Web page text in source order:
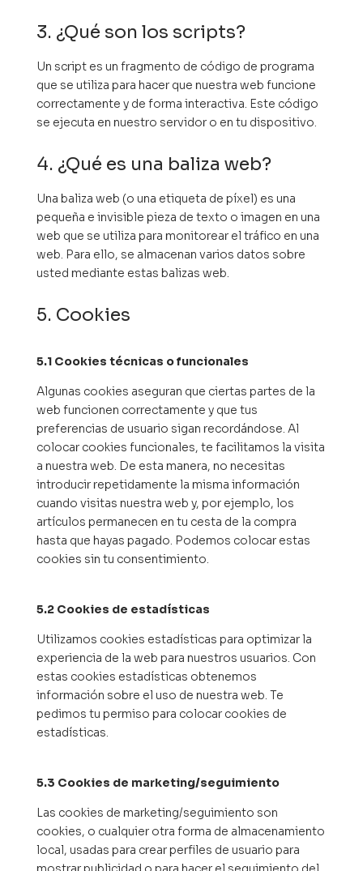
3. ¿Qué son los scripts?
Un script es un fragmento de código de programa
que se utiliza para hacer que nuestra web funcione
correctamente y de forma interactiva. Este código
se ejecuta en nuestro servidor o en tu dispositivo.
4. ¿Qué es una baliza web?
Una baliza web (o una etiqueta de píxel) es una
pequeña e invisible pieza de texto o imagen en una
web que se utiliza para monitorear el tráfico en una
web. Para ello, se almacenan varios datos sobre
usted mediante estas balizas web.
5. Cookies
5.1 Cookies técnicas o funcionales
Algunas cookies aseguran que ciertas partes de la
web funcionen correctamente y que tus
preferencias de usuario sigan recordándose. Al
colocar cookies funcionales, te facilitamos la visita
a nuestra web. De esta manera, no necesitas
introducir repetidamente la misma información
cuando visitas nuestra web y, por ejemplo, los
artículos permanecen en tu cesta de la compra
hasta que hayas pagado. Podemos colocar estas
cookies sin tu consentimiento.
5.2 Cookies de estadísticas
Utilizamos cookies estadísticas para optimizar la
experiencia de la web para nuestros usuarios. Con
estas cookies estadísticas obtenemos
información sobre el uso de nuestra web. Te
pedimos tu permiso para colocar cookies de
estadísticas.
5.3 Cookies de marketing/seguimiento
Las cookies de marketing/seguimiento son
cookies, o cualquier otra forma de almacenamiento
local, usadas para crear perfiles de usuario para